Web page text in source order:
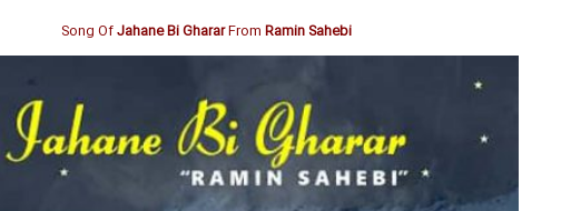
Song OfJahane Bi GhararFrom Ramin Sahebi